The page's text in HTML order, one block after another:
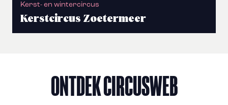
Kerst- en wintercircus
Kerstcircus Zoetermeer
ONTDEK CIRCUSWEB